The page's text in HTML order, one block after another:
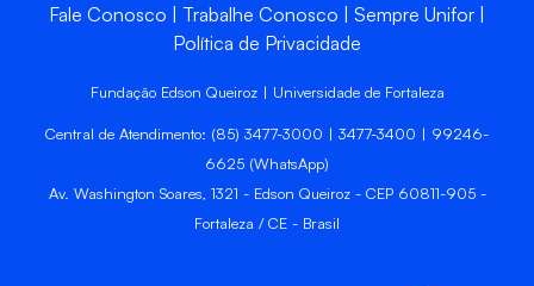
Fale Conosco Trabalhe Conosco
Sempre Unifor
Política de Privacidade
Fundação Edson Queiroz | Universidade de Fortaleza
Central de Atendimento: (85) 3477-3000 | 3477-3400 | 99246-
6625 (WhatsApp)
Av. Washington Soares, 1321 - Edson Queiroz - CEP 60811-905 -
Fortaleza / CE - Brasil